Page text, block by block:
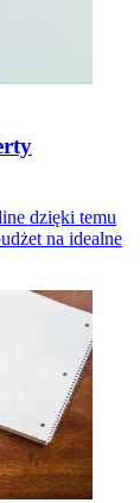
dzięki temu
na idealne